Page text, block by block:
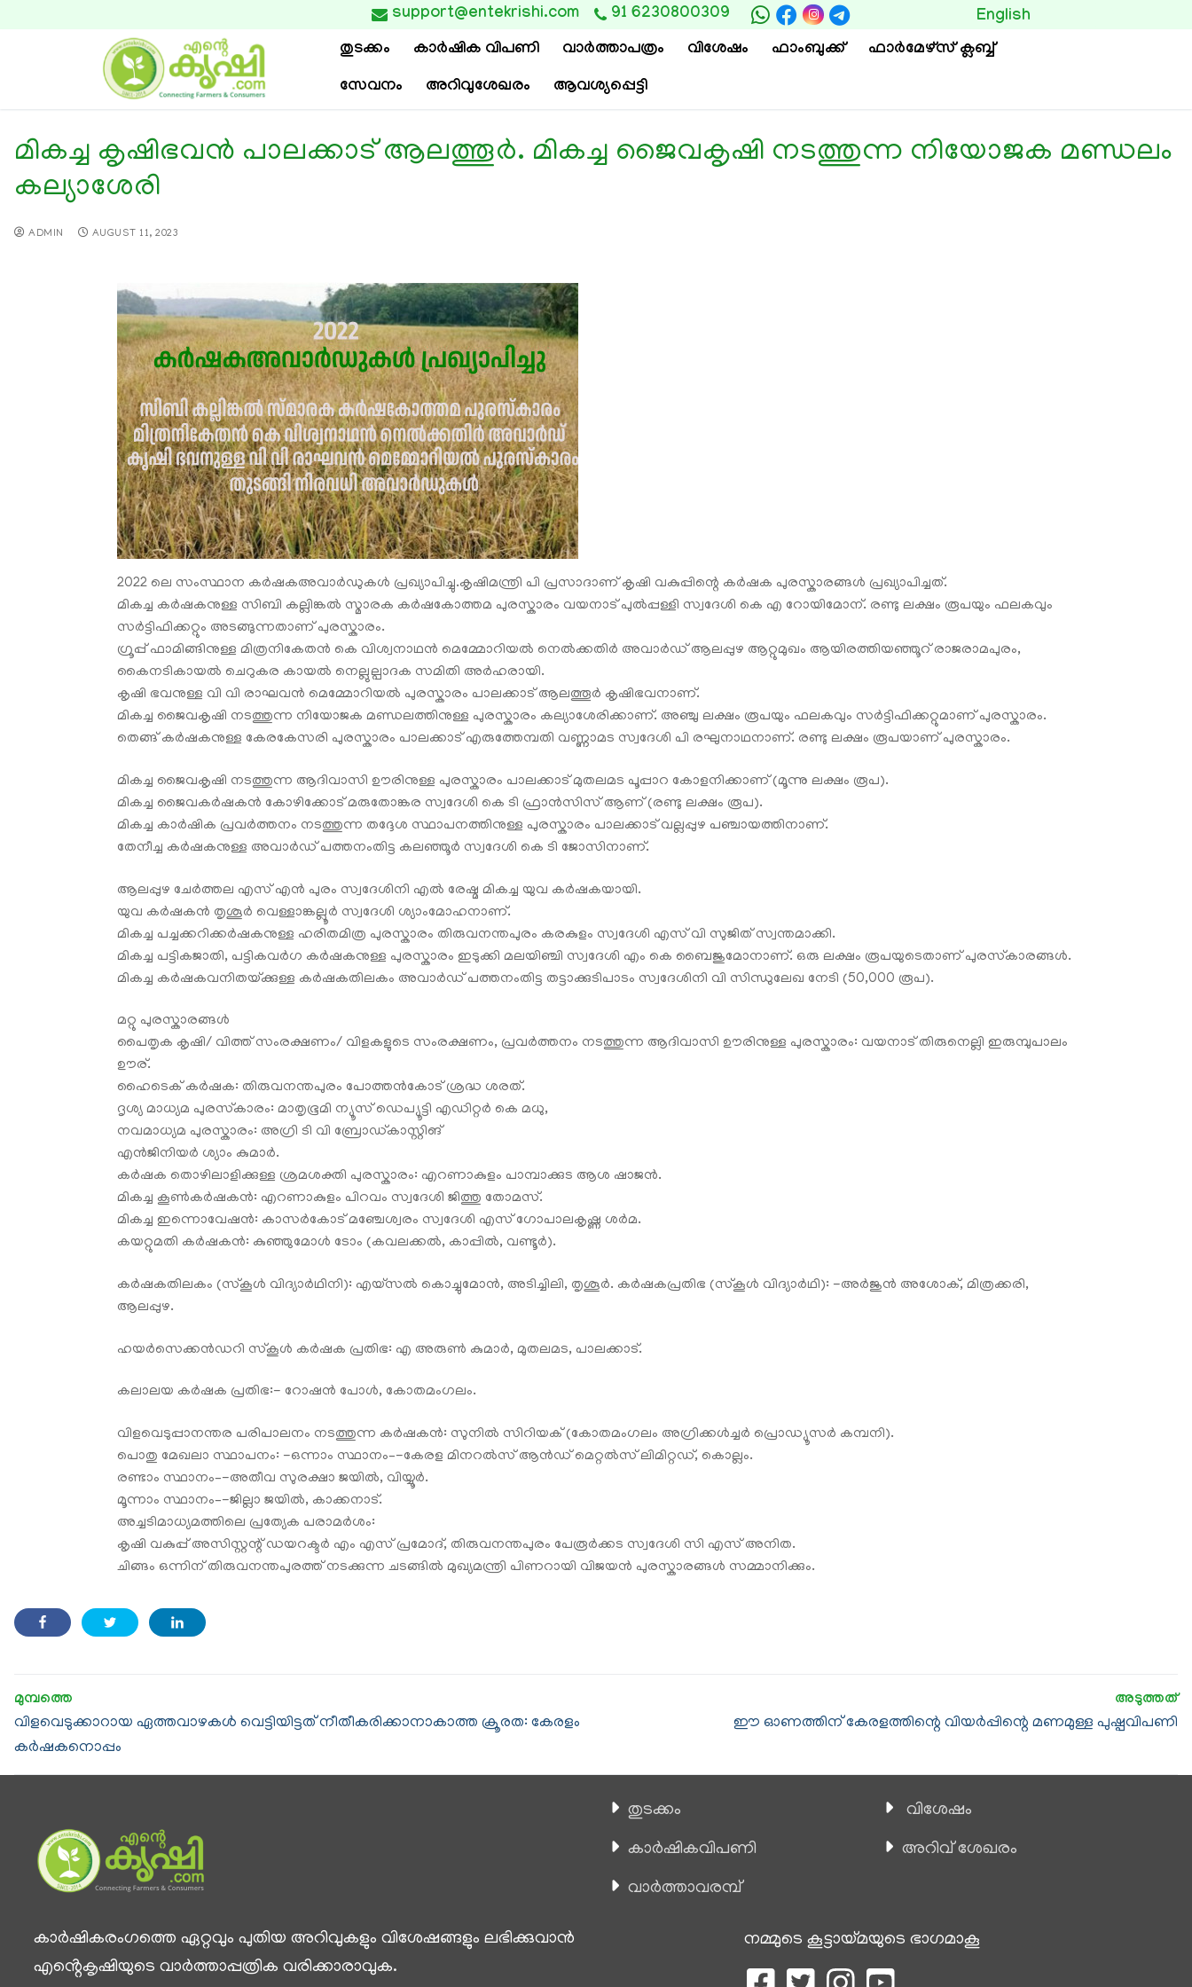
 support@entekrishi.com 91 6230800309
തുടക്കം കാര്‍ഷിക വിപണി വാ‍ർത്താപത്രം വിശേഷം ഫാംബുക്ക്
ഫാര്‍മേഴ്സ് ക്ലബ്ബ്
സേവനം
അറിവുശേഖരം ആവശ്യപ്പെട്ടി
English
മികച്ച കൃഷിഭവന്‍ പാലക്കാട് ആലത്തൂർ. മികച്ച ജൈവകൃഷി നടത്തുന്ന നിയോജക മണ്ഡലം
കല്യാശേരി
ADMIN AUGUST 11, 2023
2022 ലെ സംസ്ഥാന കര്‍ഷകഅവാര്‍ഡുകള്‍ പ്രഖ്യാപിച്ചു.കൃഷിമന്ത്രി പി പ്രസാദാണ്‌ കൃഷി വകുപ്പിന്റെ കർഷക പുരസ്കാരങ്ങൾ പ്രഖ്യാപിച്ചത്‌.
മികച്ച കർഷകനുള്ള സിബി കല്ലിങ്കൽ സ്മാരക കർഷകോത്തമ പുരസ്കാരം വയനാട് പുൽപ്പള്ളി സ്വദേശി കെ എ റോയിമോന്‌. രണ്ടു ലക്ഷം രൂപയും ഫലകവും
സർട്ടിഫിക്കറ്റും അടങ്ങുന്നതാണ് പുരസ്കാരം.
ഗ്രൂപ്പ് ഫാമിങ്ങിനുള്ള മിത്രനികേതൻ കെ വിശ്വനാഥൻ മെമ്മോറിയൽ നെൽക്കതിർ അവാർഡ് ആലപ്പുഴ ആറ്റുമുഖം ആയിരത്തിയഞ്ഞൂറ് രാജരാമപുരം,
കൈനടികായൽ ചെറുകര കായൽ നെല്ലുല്പാദക സമിതി അർഹരായി.
കൃഷി ഭവനുള്ള വി വി രാഘവൻ മെമ്മോറിയൽ പുരസ്കാരം പാലക്കാട് ആലത്തൂർ കൃഷിഭവനാണ്‌.
മികച്ച ജൈവകൃഷി നടത്തുന്ന നിയോജക മണ്ഡലത്തിനുള്ള പുരസ്കാരം കല്യാശേരിക്കാണ്‌. അ‍ഞ്ചു ലക്ഷം രൂപയും ഫലകവും സർട്ടിഫിക്കറ്റുമാണ്‌ പുരസ്കാരം.
തെങ്ങ് കർഷകനുള്ള കേരകേസരി പുരസ്കാരം പാലക്കാട് എരുത്തേമ്പതി വണ്ണാമട സ്വദേശി പി രഘുനാഥനാണ്‌. രണ്ടു ലക്ഷം രൂപയാണ്‌ പുരസ്കാരം.
മികച്ച ജൈവകൃഷി നടത്തുന്ന ആദിവാസി ഊരിനുള്ള പുരസ്കാരം പാലക്കാട് മുതലമട പൂപ്പാറ കോളനിക്കാണ് (മൂന്നു ലക്ഷം രൂപ).
മികച്ച ജൈവകർഷകൻ കോഴിക്കോട് മരുതോങ്കര സ്വദേശി കെ ടി ഫ്രാൻസിസ് ആണ് (രണ്ടു ലക്ഷം രൂപ).
മികച്ച കാർഷിക പ്രവർത്തനം നടത്തുന്ന തദ്ദേശ സ്ഥാപനത്തിനുള്ള പുരസ്കാരം പാലക്കാട് വല്ലപ്പുഴ പഞ്ചായത്തിനാണ്‌.
തേനീച്ച കർഷകനുള്ള അവാർഡ് പത്തനംതിട്ട കലഞ്ഞൂർ സ്വദേശി കെ ടി ജോസിനാണ്‌.
ആലപ്പുഴ ചേർത്തല എസ് എൻ പുരം സ്വദേശിനി എൽ രേഷ്മ മികച്ച യുവ കർഷകയായി.
യുവ കർഷകൻ തൃശൂർ വെള്ളാങ്കല്ലൂർ സ്വദേശി ശ്യാംമോഹനാണ്‌.
മികച്ച പച്ചക്കറിക്കർഷകനുള്ള ഹരിതമിത്ര പുരസ്കാരം തിരുവനന്തപുരം കരകുളം സ്വദേശി എസ്‌ വി സുജിത് സ്വന്തമാക്കി.
മികച്ച പട്ടികജാതി, പട്ടികവർഗ കർഷകനുള്ള പുരസ്കാരം ഇടുക്കി മലയിഞ്ചി സ്വദേശി എം കെ ബൈജുമോനാണ്‌. ഒരു ലക്ഷം രൂപയുടെതാണ്‌ പുരസ്‌കാരങ്ങൾ.
മികച്ച കർഷകവനിതയ്‌ക്കുള്ള കർഷകതിലകം അവാർഡ് പത്തനംതിട്ട തട്ടാക്കുടിപാടം സ്വദേശിനി വി സിന്ധുലേഖ നേടി (50,000 രൂപ).
മറ്റു പുരസ്കാരങ്ങൾ
പൈതൃക കൃഷി/ വിത്ത് സംരക്ഷണം/ വിളകളുടെ സംരക്ഷണം, പ്രവർത്തനം നടത്തുന്ന ആദിവാസി ഊരിനുള്ള പുരസ്കാരം: വയനാട് തിരുനെല്ലി ഇരുമ്പുപാലം
ഊര്‌.
ഹൈടെക് കർഷക: തിരുവനന്തപുരം പോത്തൻകോട് ശ്രദ്ധ ശരത്.
ദൃശ്യ മാധ്യമ പുരസ്‌കാരം: മാതൃഭൂമി ന്യൂസ് ഡെപ്യൂട്ടി എഡിറ്റർ കെ മധു,
നവമാധ്യമ പുരസ്കാരം: അഗ്രി ടി വി ബ്രോഡ്‍കാസ്റ്റിങ്
എൻജിനിയർ ശ്യാം കുമാർ.
കർഷക തൊഴിലാളിക്കുള്ള ശ്രമശക്തി പുരസ്കാരം: എറണാകുളം പാമ്പാക്കുട ആശ ഷാജൻ.
മികച്ച കൂൺകർഷകൻ: എറണാകുളം പിറവം സ്വദേശി ജിത്തു തോമസ്‌.
മികച്ച ഇന്നൊവേഷൻ: കാസർകോട്‌ മഞ്ചേശ്വരം സ്വദേശി എസ്‌ ഗോപാലകൃഷ്ണ ശർമ.
കയറ്റുമതി കർഷകൻ: കുഞ്ഞുമോൾ ടോം (കവലക്കൽ, കാപ്പിൽ, വണ്ടൂർ).
കർഷകതിലകം (സ്കൂൾ വിദ്യാർഥിനി): എയ്സൽ കൊച്ചുമോൻ, അടിച്ചിലി, തൃശൂർ. കർഷകപ്രതിഭ (സ്കൂൾ വിദ്യാർഥി): -അർജുൻ അശോക്, മിത്രക്കരി,
ആലപ്പുഴ.
ഹയർസെക്കൻഡറി സ്‌കൂൾ കർഷക പ്രതിഭ: എ അരുൺ കുമാർ, മുതലമട, പാലക്കാട്.
കലാലയ കർഷക പ്രതിഭ:- റോഷൻ പോൾ, കോതമംഗലം.
വിളവെടുപ്പാനന്തര പരിപാലനം നടത്തുന്ന കർഷകൻ: സുനിൽ സിറിയക്‌ (കോതമംഗലം അഗ്രിക്കൾച്ചർ പ്രൊഡ്യൂസർ കമ്പനി).
പൊതു മേഖലാ സ്ഥാപനം: -ഒന്നാം സ്ഥാനം–-കേരള മിനറൽസ് ആൻഡ്‌ മെറ്റൽസ് ലിമിറ്റഡ്, കൊല്ലം.
രണ്ടാം സ്ഥാനം–-അതീവ സുരക്ഷാ ജയിൽ, വിയ്യൂർ.
മൂന്നാം സ്ഥാനം–-ജില്ലാ ജയിൽ, കാക്കനാട്.
അച്ചടിമാധ്യമത്തിലെ പ്രത്യേക പരാമർശം:
കൃഷി വകുപ്പ് അസിസ്റ്റന്റ് ഡയറക്ടർ എം എസ്‌ പ്രമോദ്, തിരുവനന്തപുരം പേരൂർക്കട സ്വദേശി സി എസ്‌ അനിത.
ചിങ്ങം ഒന്നിന് തിരുവനന്തപുരത്ത് നടക്കുന്ന ചടങ്ങിൽ മുഖ്യമന്ത്രി പിണറായി വിജയൻ പുരസ്കാരങ്ങൾ സമ്മാനിക്കും.
വിളവെടുക്കാറായ ഏത്തവാഴകള്‍ വെട്ടിയിട്ടത് നീതീകരിക്കാനാകാത്ത ക്രൂരത: കേരളം
കര്‍ഷകനൊപ്പം
ഈ ഓണത്തിന് കേരളത്തിന്റെ വിയര്‍പ്പിന്റെ മണമുള്ള പുഷ്പവിപണി
കാര്‍ഷികരംഗത്തെ ഏറ്റവും പുതിയ അറിവുകളും വിശേഷങ്ങളും ലഭിക്കുവാന്‍
എൻ്റെകൃഷിയുടെ വാര്‍ത്താപ്പത്രിക വരിക്കാരാവുക.
തുടക്കം
കാ‍ർഷികവിപണി
വാര്‍ത്താവരമ്പ്
വിശേഷം
അറിവ് ശേഖരം
നമ്മുടെ കൂട്ടായ്മയുടെ ഭാഗമാകൂ